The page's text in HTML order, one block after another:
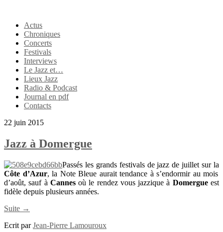
Actus
Chroniques
Concerts
Festivals
Interviews
Le Jazz et…
Lieux Jazz
Radio & Podcast
Journal en pdf
Contacts
22 juin 2015
Jazz à Domergue
Passés les grands festivals de jazz de juillet sur la
Côte d’Azur, la Note Bleue aurait tendance à s’endormir au mois
d’août, sauf à Cannesoù le rendez vous jazzique à Domergueest
fidèle depuis plusieurs années.
Suite →
Ecrit parJean-Pierre Lamouroux